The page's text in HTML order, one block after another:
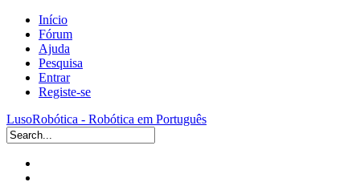
Início
Fórum
Ajuda
Pesquisa
Entrar
Registe-se
LusoRobótica - Robótica em Português